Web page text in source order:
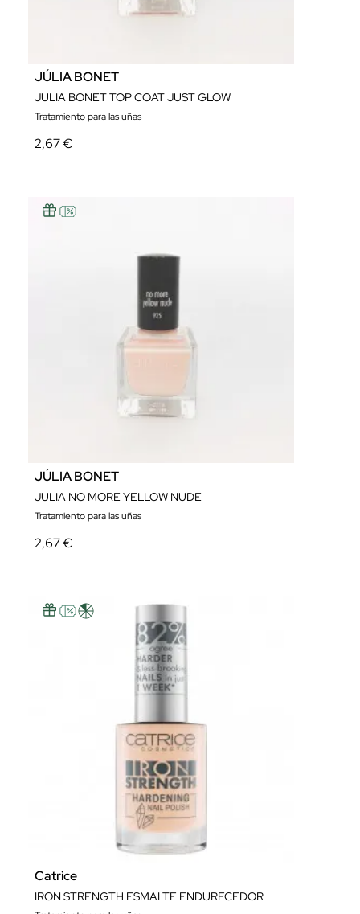
JÚLIA BONET
JULIA BONET TOP COAT JUST GLOW
Tratamiento para las uñas
2,67 €
JÚLIA BONET
JULIA NO MORE YELLOW NUDE
Tratamiento para las uñas
2,67 €
Catrice
IRON STRENGTH ESMALTE ENDURECEDOR